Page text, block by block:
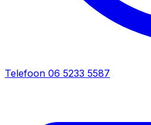
Telefoon 06 5233 5587